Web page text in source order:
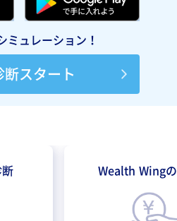
ミュレーション！
断スタート
Wealth Wing